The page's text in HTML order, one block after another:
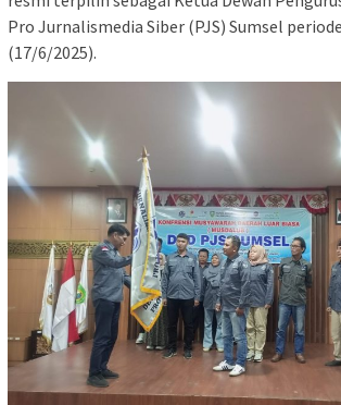
Pro Jurnalismedia Siber (PJS) Sumsel
(17/6/2025).